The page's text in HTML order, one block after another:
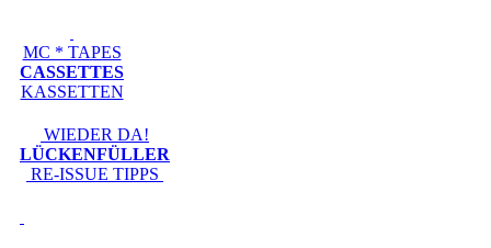
MC * TAPES
CASSETTES
KASSETTEN
WIEDER DA!
LÜCKENFÜLLER
RE-ISSUE TIPPS